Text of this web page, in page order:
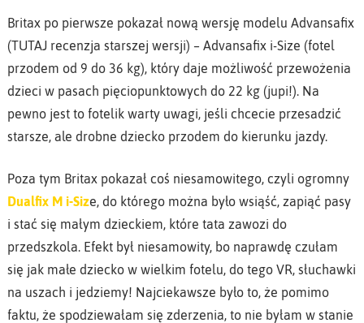
Britax po pierwsze pokazał nową wersję modelu Advansafix
(TUTAJ recenzja starszej wersji) – Advansafix i-Size (fotel
przodem od 9 do 36 kg), który daje możliwość przewożenia
dzieci w pasach pięciopunktowych do 22 kg (jupi!). Na
pewno jest to fotelik warty uwagi, jeśli chcecie przesadzić
starsze, ale drobne dziecko przodem do kierunku jazdy.
Poza tym Britax pokazał coś niesamowitego, czyli ogromny
Dualfix M i-Size, do którego można było wsiąść, zapiąć pasy
i stać się małym dzieckiem, które tata zawozi do
przedszkola. Efekt był niesamowity, bo naprawdę czułam
się jak małe dziecko w wielkim fotelu, do tego VR, słuchawki
na uszach i jedziemy! Najciekawsze było to, że pomimo
faktu, że spodziewałam się zderzenia, to nie byłam w stanie